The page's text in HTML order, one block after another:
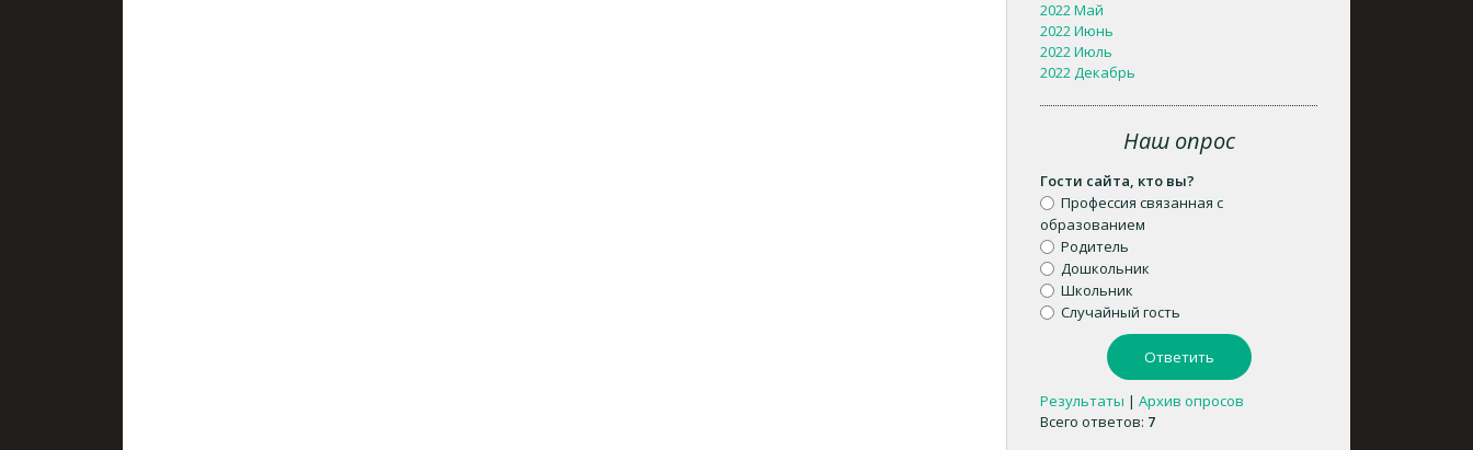
2022 Май
2022 Июнь
2022 Июль
2022 Декабрь
Наш опрос
Гости сайта, кто вы?
Профессия связанная с
образованием
Родитель
Дошкольник
Школьник
Случайный гость
Результаты |Архив опросов
Всего ответов: 7